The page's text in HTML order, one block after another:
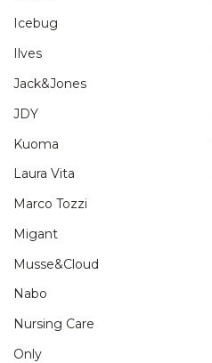
Icebug
Ilves
Jack&Jones
JDY
Kuoma
Laura Vita
Marco Tozzi
Migant
Musse&Cloud
Nabo
Nursing Care
Only